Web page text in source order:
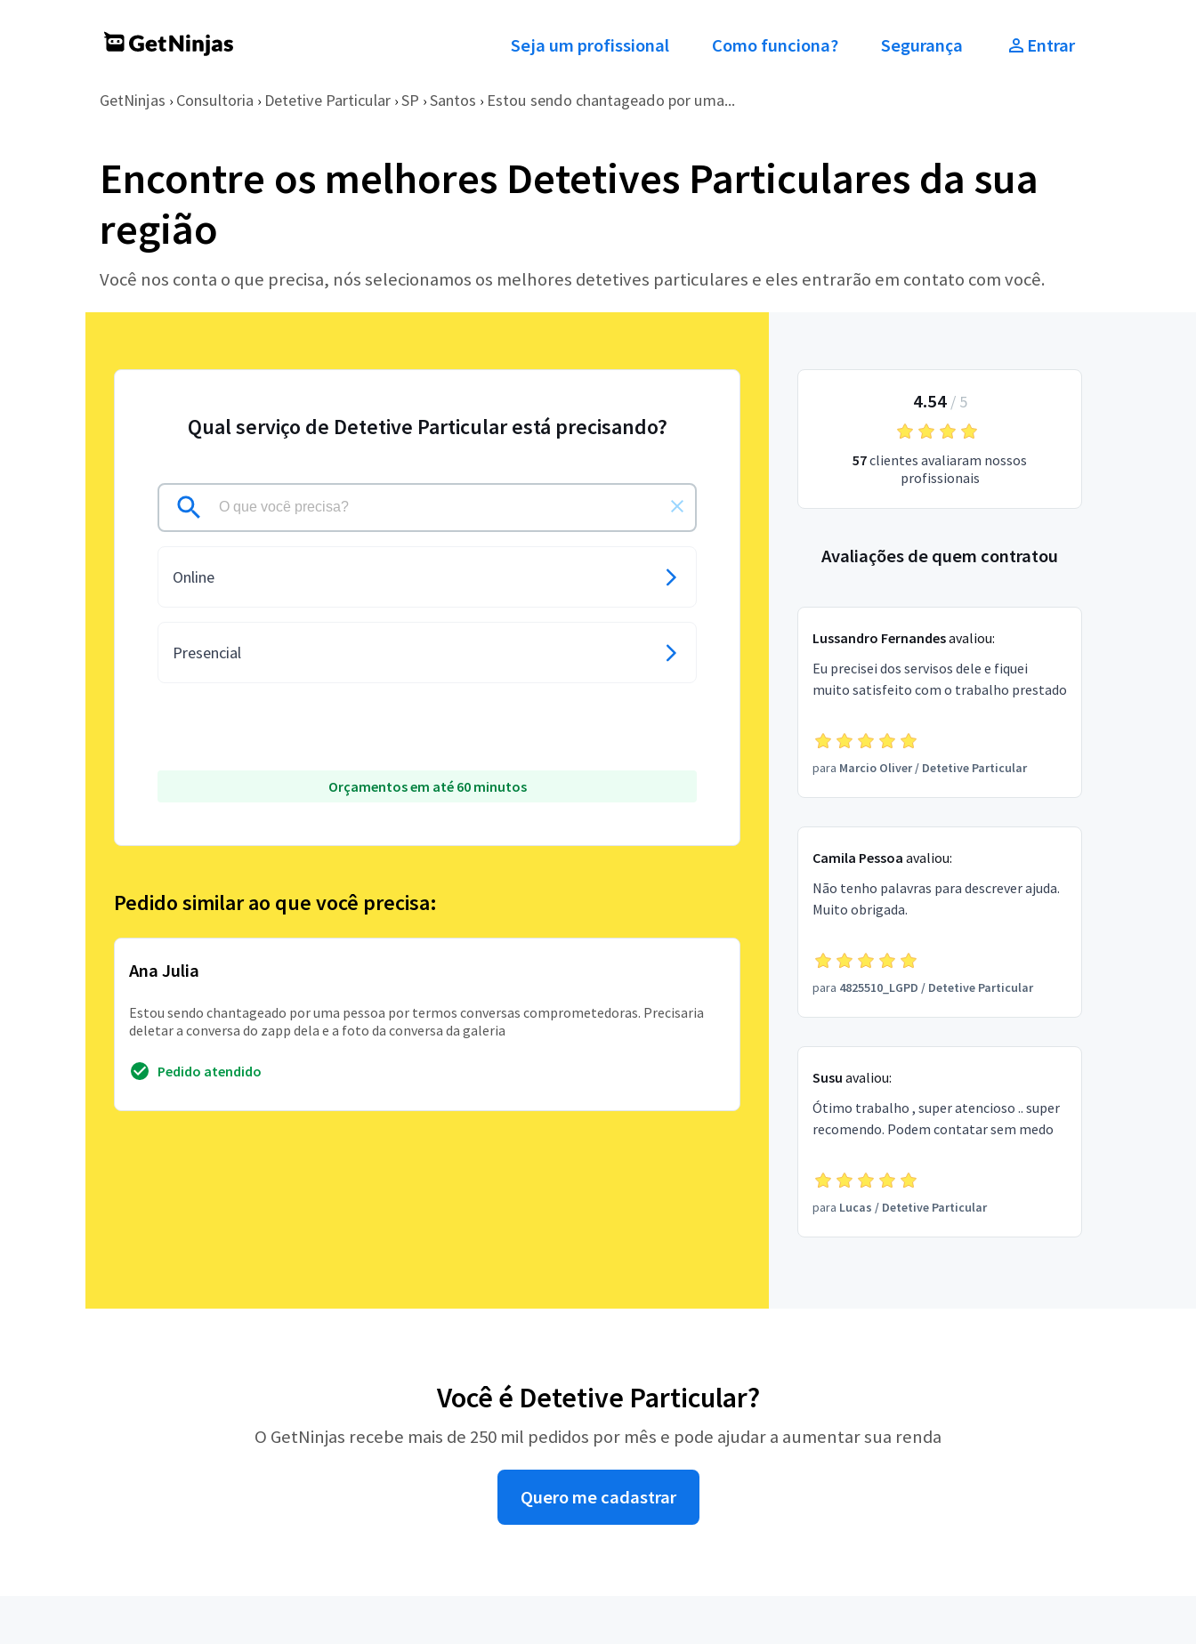
Seja um profissional Como funciona? Segurança Entrar
GetNinjas › Consultoria › Detetive Particular › SP › Santos › Estou sendo chantageado por uma...
Encontre os melhores Detetives Particulares da sua
região
Você nos conta o que precisa, nós selecionamos os melhores detetives particulares e eles entrarão em contato com você.
Qual serviço de Detetive Particular está precisando?
Online
Presencial
Orçamentos em até 60 minutos
Pedido similar ao que você precisa:
Ana Julia
Estou sendo chantageado por uma pessoa por termos conversas comprometedoras. Precisaria
deletar a conversa do zapp dela e a foto da conversa da galeria
Pedido atendido
4.54/ 5
57clientes avaliaram nossos
profissionais
Avaliações de quem contratou
Lussandro Fernandesavaliou:
Eu precisei dos servisos dele e fiquei
muito satisfeito com o trabalho prestado
para Marcio Oliver/ Detetive Particular
Camila Pessoa avaliou:
Não tenho palavras para descrever ajuda.
Muito obrigada.
para 4825510_LGPD / Detetive Particular
Susu avaliou:
Ótimo trabalho , super atencioso .. super
recomendo. Podem contatar sem medo
para Lucas / Detetive Particular
Você é Detetive Particular?
O GetNinjas recebe mais de 250 mil pedidos por mês e pode ajudar a aumentar sua renda
Quero me cadastrar